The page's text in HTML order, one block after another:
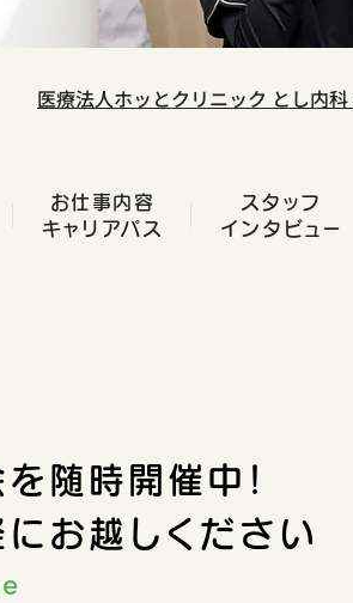
医療法人ホッとクリニック とし内科
お仕事内容
キャリアパス
スタッフ
インタビュー
随時開催中！
お越しください